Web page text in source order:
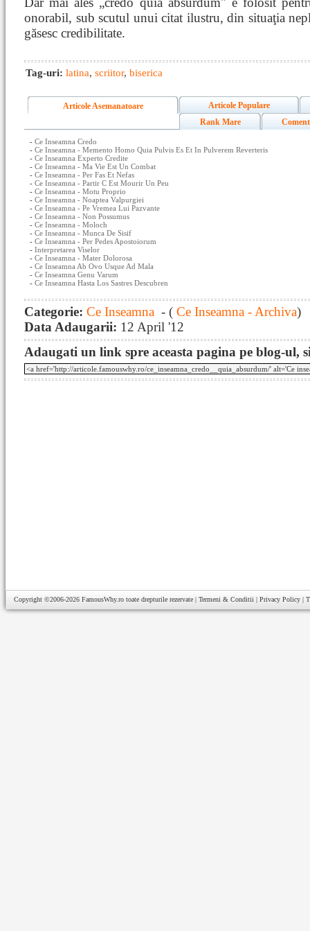
onorabil, sub scutul unui citat ilustru, din situaţia
găsesc credibilitate.
Tag-uri: latina, scriitor, biserica
Articole Asemanatoare
Articole Populare
Rank Mare
- Ce Inseamna Credo
- Ce Inseamna - Memento Homo Quia Pulvis Es Et In Pulverem Reverteris
- Ce Inseamna Experto Credite
- Ce Inseamna - Ma Vie Est Un Combat
- Ce Inseamna - Per Fas Et Nefas
- Ce Inseamna - Partir C Est Mourir Un Peu
- Ce Inseamna - Motu Proprio
- Ce Inseamna - Noaptea Valpurgiei
- Ce Inseamna - Pe Vremea Lui Pazvante
- Ce Inseamna - Non Possumus
- Ce Inseamna - Moloch
- Ce Inseamna - Munca De Sisif
- Ce Inseamna - Per Pedes Apostoiorum
- Interpretarea Viselor
- Ce Inseamna - Mater Dolorosa
- Ce Inseamna Ab Ovo Usque Ad Mala
- Ce Inseamna Genu Varum
- Ce Inseamna Hasta Los Sastres Descubren
Categorie: Ce Inseamna - ( Ce Inseamna - Archiva)
Data Adaugarii: 12 April '12
Adaugati un link spre aceasta pagina pe blog-ul,
Copyright ©2006-2026 FamousWhy.ro toate drepturile rezervate | Termeni & Conditii | Privacy Policy |